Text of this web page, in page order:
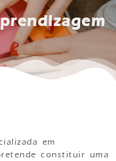
em
constituir uma